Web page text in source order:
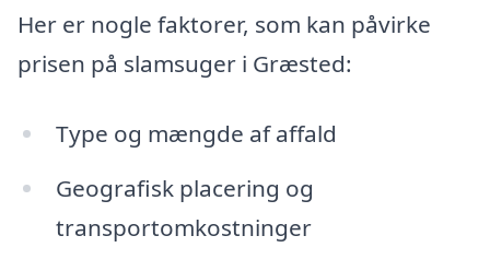
Her er nogle faktorer, som kan påvirke
prisen på slamsuger i Græsted:
Type og mængde af affald
Geografisk placering og
transportomkostninger